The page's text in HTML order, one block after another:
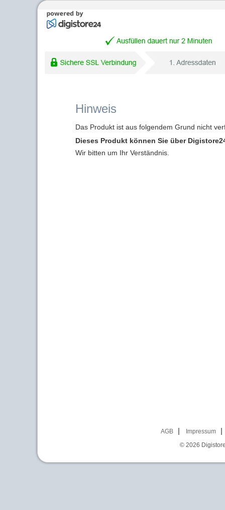
Hinweis
Das Produkt ist aus folgendem Grund nicht
Dieses Produkt können Sie über
Wir bitten um Ihr Verständnis.
AGB
Impressum
© 2026